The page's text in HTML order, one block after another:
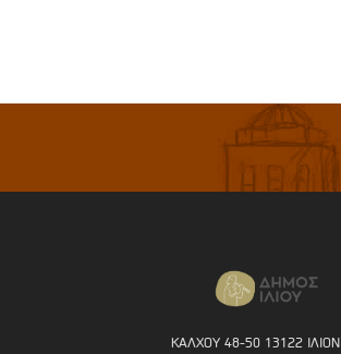
ΚΑΛΧΟΥ 48-50 13122 ΙΛΙΟΝ